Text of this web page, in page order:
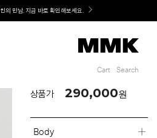
MMK Shop Coupon (총 60만원) 지급
Cart Search
상품가 290,000원
Body